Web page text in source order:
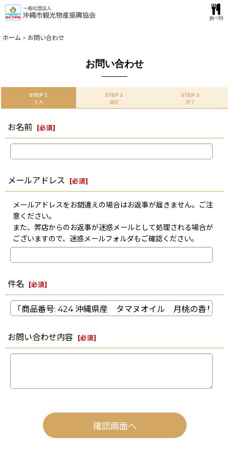
食べ物
ホーム > お問い合わせ
お問い合わせ
STEP 1
入力
STEP 2
確認
STEP 3
完了
お名前 [必須]
メールアドレス [必須]
メールアドレスをお間違えの場合はお返事が届きません。ご注
意ください。
また、弊店からのお返事が迷惑メールとして処理される場合が
ございますので、迷惑メールフォルダもご確認ください。
件名 [必須]
お問い合わせ内容 [必須]
確認画面へ